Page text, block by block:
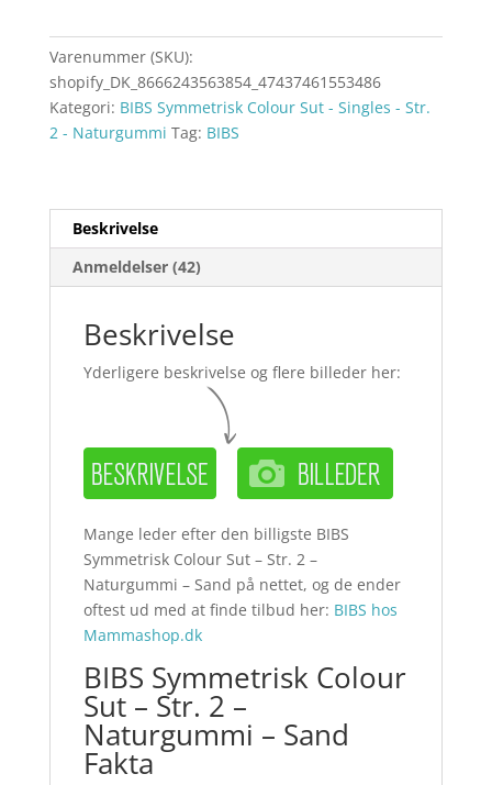
Varenummer (SKU):
shopify_DK_8666243563854_47437461553486
Kategori: BIBS Symmetrisk Colour Sut - Singles - Str.
2 - Naturgummi Tag: BIBS
Beskrivelse
Anmeldelser (42)
Beskrivelse
Yderligere beskrivelse og flere billeder her:
Mange leder efter den billigste BIBS
Symmetrisk Colour Sut – Str. 2 –
Naturgummi – Sand på nettet, og de ender
oftest ud med at finde tilbud her: BIBS hos
Mammashop.dk
BIBS Symmetrisk Colour
Sut – Str. 2 –
Naturgummi – Sand
Fakta